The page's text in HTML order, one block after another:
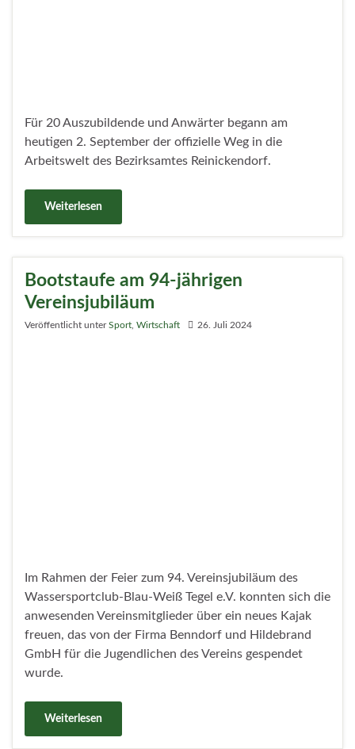
Wassersportclub-Blau-Weiß Tegel e.V. konnten sich die
anwesenden Vereinsmitglieder über ein neues Kajak
freuen, das von der Firma Benndorf und Hildebrand
Weiterlesen
Informationstechnik eintauchen. Zur Begrüßung und
bei einem Rundgang, an dem auch die Staatssekretärin
für Bildung, Christina Henke teilnahm, war
Bezirksstadträtin Julia Schrod-Thiel in Vertretung für
Schulstadtrat Harald Muschner vor Ort.
Weiterlesen